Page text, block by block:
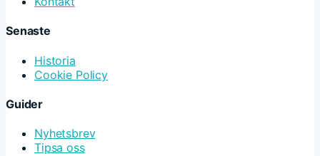
Senaste
Historia
Cookie Policy
Guider
Nyhetsbrev
Tipsa oss